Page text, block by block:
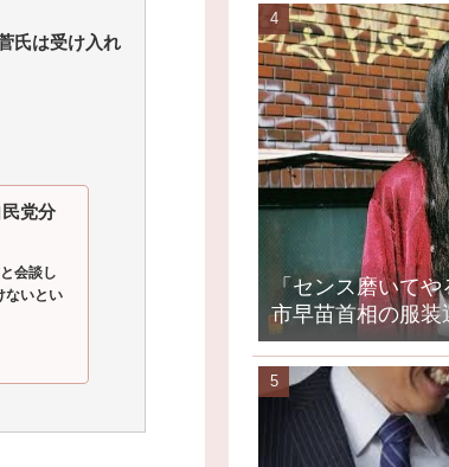
氏は受け入れ
党分
会談し
ないとい
「センス磨いて
市早苗首相の服
クミュージシャ
荒れ